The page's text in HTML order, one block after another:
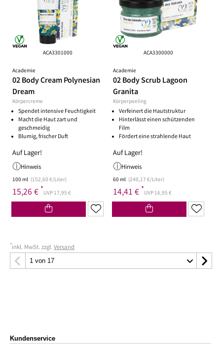
ACA3301000
Academie
02 Body Cream Polynesian
Dream
Körpercreme
Spendet intensive Feuchtigkeit
Macht die Haut zart und
geschmeidig
Blumig, frischer Duft
Auf Lager!
Hinweis
100 ml (152,60 €/Liter)
15,26 € *UVP 17,95 €
ACA3300000
Academie
02 Body Scrub Lagoon
Granita
Körperpeeling
Verfeinert die Hautstruktur
Hinterlässt einen schützenden
Film
Fördert eine strahlende Haut
Auf Lager!
Hinweis
60 ml (240,17 €/Liter)
14,41 € *UVP 16,95 €
*inkl. MwSt. zzgl. Versand
Kundenservice